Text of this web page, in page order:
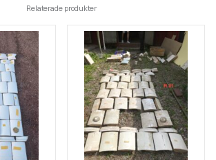
Relaterade produkter